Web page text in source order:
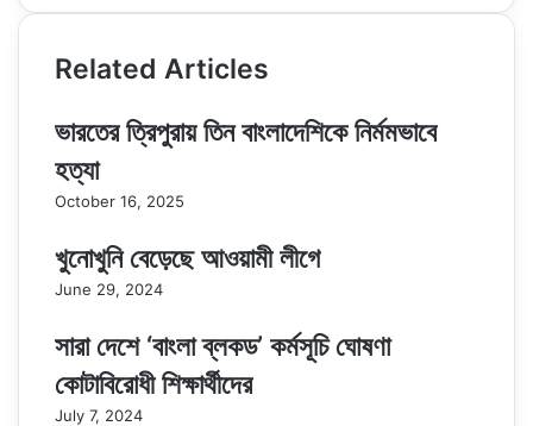
Related Articles
ভারতের ত্রিপুরায় তিন বাংলাদেশিকে নির্মমভাবে
হত্যা
October 16, 2025
খুনোখুনি বেড়েছে আওয়ামী লীগে
June 29, 2024
সারা দেশে ‘বাংলা ব্লকড’ কর্মসূচি ঘোষণা
কোটাবিরোধী শিক্ষার্থীদের
July 7, 2024